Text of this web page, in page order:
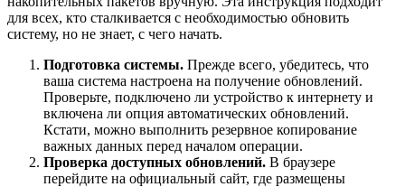
для всех, кто сталкивается с необходимостью обновить
систему, но не знает, с чего начать.
Подготовка системы. Прежде всего, убедитесь, что
ваша система настроена на получение обновлений.
Проверьте, подключено ли устройство к интернету и
включена ли опция автоматических обновлений.
Кстати, можно выполнить резервное копирование
важных данных перед началом операции.
Проверка доступных обновлений. В браузере
перейдите на официальный сайт, где размещены